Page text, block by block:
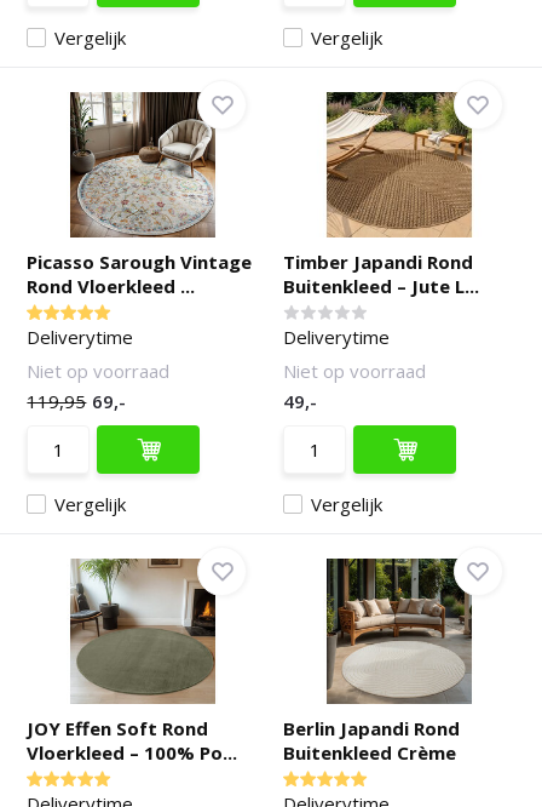
Vergelijk Vergelijk
Picasso Sarough Vintage
Rond Vloerkleed ...
Deliverytime
Vergelijk
Niet op voorraad
119,95 69,-
Timber Japandi Rond
Buitenkleed – Jute L...
Deliverytime
Vergelijk
Niet op voorraad
49,-
JOY Effen Soft Rond
Vloerkleed – 100% Po...
Berlin Japandi Rond
Buitenkleed Crème